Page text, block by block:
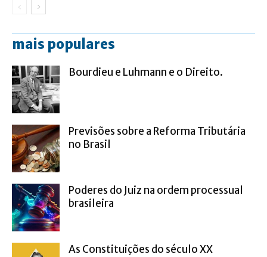
mais populares
Bourdieu e Luhmann e o Direito.
Previsões sobre a Reforma Tributária
no Brasil
Poderes do Juiz na ordem processual
brasileira
As Constituições do século XX